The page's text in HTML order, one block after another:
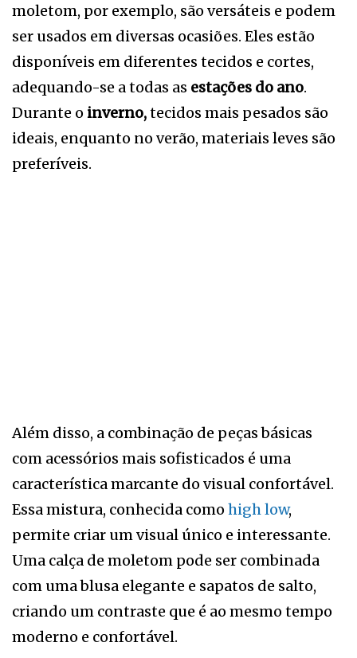
moletom, por exemplo, são versáteis e podem
ser usados em diversas ocasiões. Eles estão
disponíveis em diferentes tecidos e cortes,
adequando-se a todas as estações do ano.
Durante o inverno,tecidos mais pesados são
ideais, enquanto no verão, materiais leves são
preferíveis.
Além disso, a combinação de peças básicas
com acessórios mais sofisticados é uma
característica marcante do visual confortável.
Essa mistura, conhecida como high low,
permite criar um visual único e interessante.
Uma calça de moletom pode ser combinada
com uma blusa elegante e sapatos de salto,
criando um contraste que é ao mesmo tempo
moderno e confortável.